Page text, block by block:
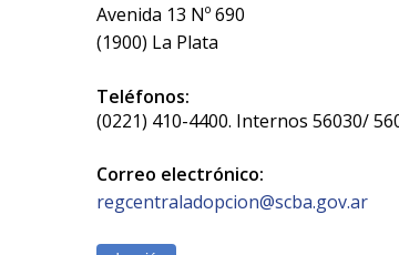
Avenida 13 Nº 690
(1900) La Plata
Teléfonos:
(0221) 410-4400. Internos 56030/
Correo electrónico:
regcentraladopcion@scba.gov.ar